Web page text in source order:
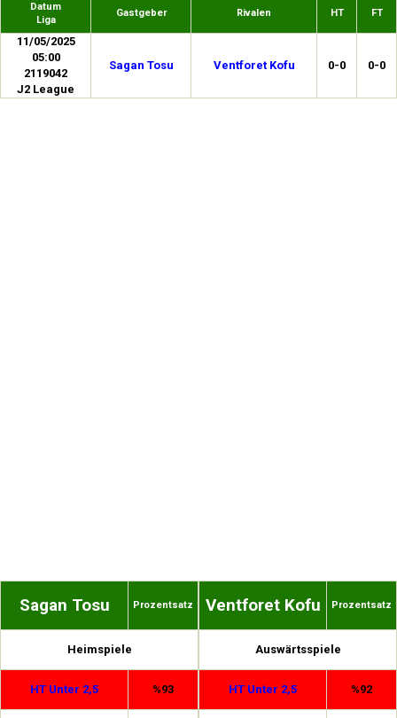
Datum
Liga
Gastgeber Rivalen HT FT
11/05/2025
05:00
2119042
J2 League
Sagan Tosu Ventforet Kofu 0-0 0-0
Sagan Tosu Prozentsatz
Heimspiele
HT Unter 2,5 %93
Ventforet Kofu Prozentsatz
Auswärtsspiele
HT Unter 2,5 %92